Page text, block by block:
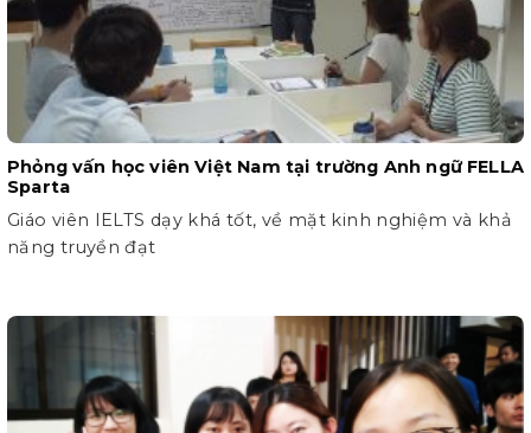
Phỏng vấn học viên Việt Nam tại trường Anh ngữ FELLA
Sparta
Giáo viên IELTS dạy khá tốt, về mặt kinh nghiệm và khả
năng truyền đạt